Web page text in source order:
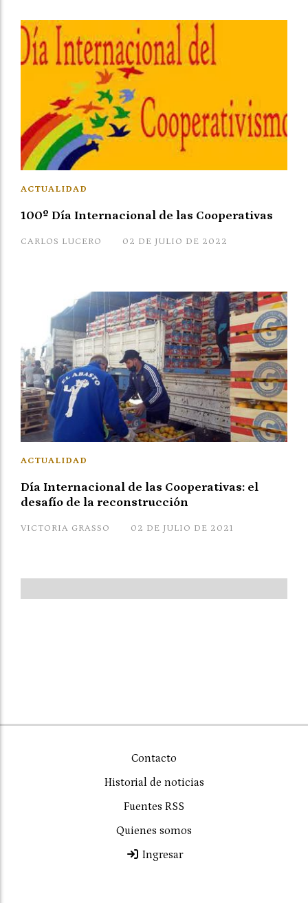
100º Día Internacional de las Cooperativas
CARLOS LUCERO
ACTUALIDAD
02 DE JULIO DE 2022
Día Internacional de las Cooperativas: el
desafío de la reconstrucción
VICTORIA GRASSO
ACTUALIDAD
02 DE JULIO DE 2021
Contacto
Historial de noticias
Fuentes RSS
Quienes somos
Ingresar